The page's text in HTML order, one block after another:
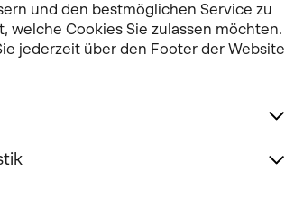
und den bestmöglichen Service zu
welche Cookies Sie zulassen möchten.
jederzeit über den Footer der Website